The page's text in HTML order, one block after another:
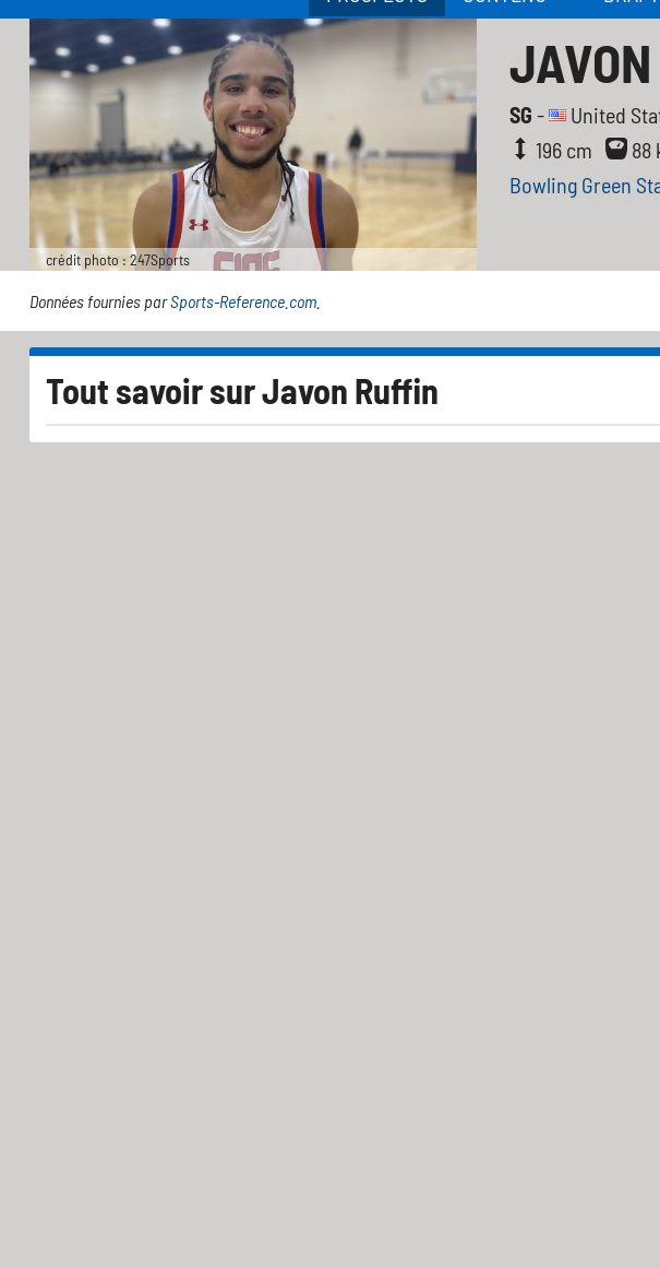
crédit photo : 247Sports
SG -
United
196 cm
88
Bowling Green
Données fournies parSports-Reference.com
Tout savoir surJavon Ruffin